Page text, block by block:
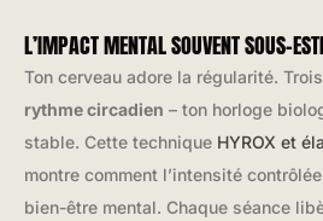
L’IMPACT MENTAL SOUVENT SOUS-
Ton cerveau adore la régularité.
rythme circadien – ton horloge
stable. Cette technique HYROX et
montre comment l’intensité
bien-être mental. Chaque séance